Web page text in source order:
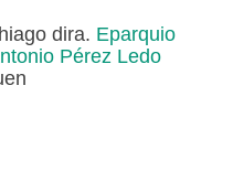
dira. Eparquio
Pérez Ledo